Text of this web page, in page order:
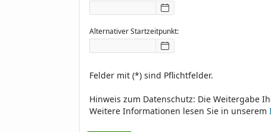
Alternativer Startzeitpunkt:
Felder mit (*) sind Pflichtfelder.
Hinweis zum Datenschutz: Die Weitergabe
Weitere Informationen lesen Sie in unserem